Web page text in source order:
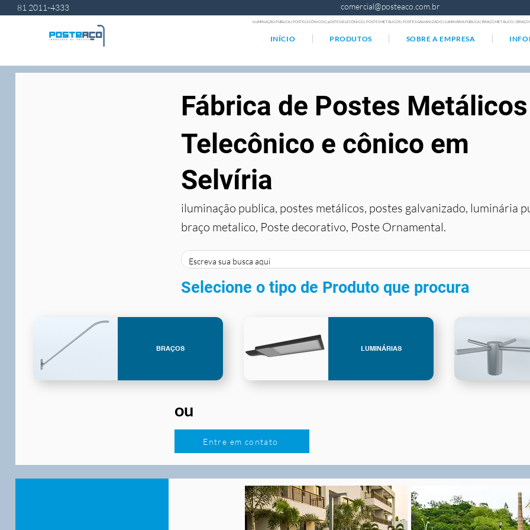
81 2011-4333 comercial@posteaco.com.br
ILUMINAÇÃO PÚBLICA | POSTELS CÔNICOS | pOSTES tELECÔNICO | POSTES METÁLICOS | POSTES GALVANIZADO | LUMINÁRIA PÚBLICA | BRAÇO METÁLICO |
INÍCIO PRODUTOS SOBRE A EMPRESA
Selvíria
Fábrica de Postes Metálicos
Telecônico e cônico em
iluminação publica, postes metálicos, postes galvanizado, luminária
braço metalico, Poste decorativo, Poste Ornamental.
Selecione o tipo de Produto que procura
BRAÇOS LUMINÁRIAS
ou
Entre em contato